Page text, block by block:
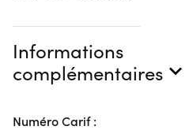
Informations
complémentaires
Numéro Carif :